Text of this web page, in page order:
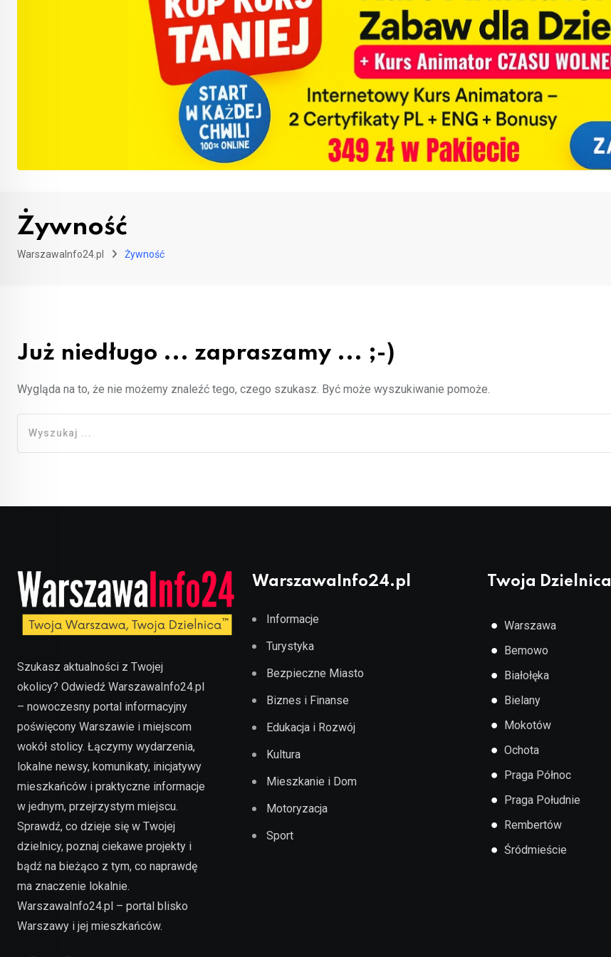
Żywność
WarszawaInfo24.pl Żywność
Już niedługo ... zapraszamy ... ;-)
Wygląda na to, że nie możemy znaleźć tego, czego szukasz. Być może wyszukiwanie pomoże.
Szukasz aktualności z Twojej
okolicy? Odwiedź WarszawaInfo24.pl
– nowoczesny portal informacyjny
poświęcony Warszawie i miejscom
wokół stolicy. Łączymy wydarzenia,
lokalne newsy, komunikaty, inicjatywy
mieszkańców i praktyczne informacje
w jednym, przejrzystym miejscu.
Sprawdź, co dzieje się w Twojej
dzielnicy, poznaj ciekawe projekty i
bądź na bieżąco z tym, co naprawdę
ma znaczenie lokalnie.
WarszawaInfo24.pl – portal blisko
Warszawy i jej mieszkańców.
WarszawaInfo24.pl
Informacje
Turystyka
Bezpieczne Miasto
Biznes i Finanse
Edukacja i Rozwój
Kultura
Mieszkanie i Dom
Motoryzacja
Sport
Twoja Dzielnica
● Warszawa
● Bemowo
● Białołęka
● Bielany
● Mokotów
● Ochota
● Praga Północ
● Praga Południe
● Rembertów
● Śródmieście